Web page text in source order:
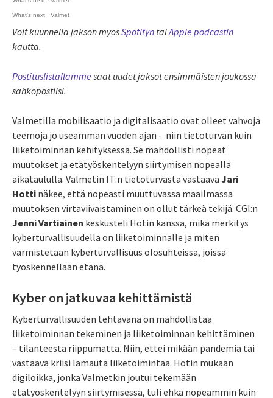
What's next · Valmet
Voit kuunnella jakson myösSpotifyn taiApple podcastin
kautta.
Postituslistallamme saat uudet jaksot ensimmäisten joukossa
sähköpostiisi.
Valmetilla mobilisaatio ja digitalisaatio ovat olleet vahvoja
teemoja jo useamman vuoden ajan - niin tietoturvan kuin
liiketoiminnan kehityksessä. Se mahdollisti nopeat
muutokset ja etätyöskentelyyn siirtymisen nopealla
aikataululla. Valmetin IT:n tietoturvasta vastaava Jari
Hotti näkee, että nopeasti muuttuvassa maailmassa
muutoksen virtaviivaistaminen on ollut tärkeä tekijä. CGI:n
Jenni Vartiainen keskusteli Hotin kanssa, mikä merkitys
kyberturvallisuudella on liiketoiminnalle ja miten
varmistetaan kyberturvallisuus olosuhteissa, joissa
työskennellään etänä.
Kyber on jatkuvaa kehittämistä
Kyberturvallisuuden tehtävänä on mahdollistaa
liiketoiminnan tekeminen ja liiketoiminnan kehittäminen
– tilanteesta riippumatta. Niin, ettei mikään pandemia tai
vastaava kriisi lamauta liiketoimintaa. Hotin mukaan
digiloikka, jonka Valmetkin joutui tekemään
etätyöskentelyyn siirtymisessä, tuli ehkä nopeammin kuin